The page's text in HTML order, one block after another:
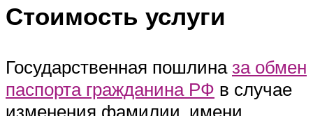
Стоимость услуги
Государственная пошлиназа обмен
паспорта гражданина РФ в случае
изменения фамилии, имени,